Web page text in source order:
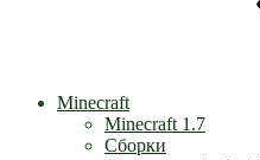
Minecraft
Minecraft 1.7
Сборки